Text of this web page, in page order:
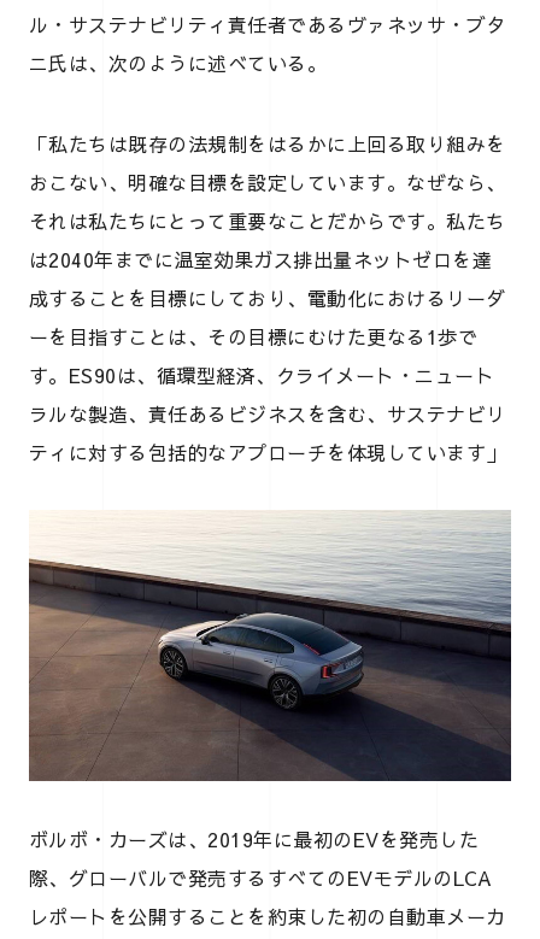
ル・サステナビリティ責任者であるヴァネッサ・ブタ
ニ氏は、次のように述べている。
「私たちは既存の法規制をはるかに上回る取り組みを
おこない、明確な目標を設定しています。なぜなら、
それは私たちにとって重要なことだからです。私たち
は2040年までに温室効果ガス排出量ネットゼロを達
成することを目標にしており、電動化におけるリーダ
ーを目指すことは、その目標にむけた更なる1歩で
す。ES90は、循環型経済、クライメート・ニュート
ラルな製造、責任あるビジネスを含む、サステナビリ
ティに対する包括的なアプローチを体現しています」
ボルボ・カーズは、2019年に最初のEVを発売した
際、グローバルで発売するすべてのEVモデルのLCA
レポートを公開することを約束した初の自動車メーカ